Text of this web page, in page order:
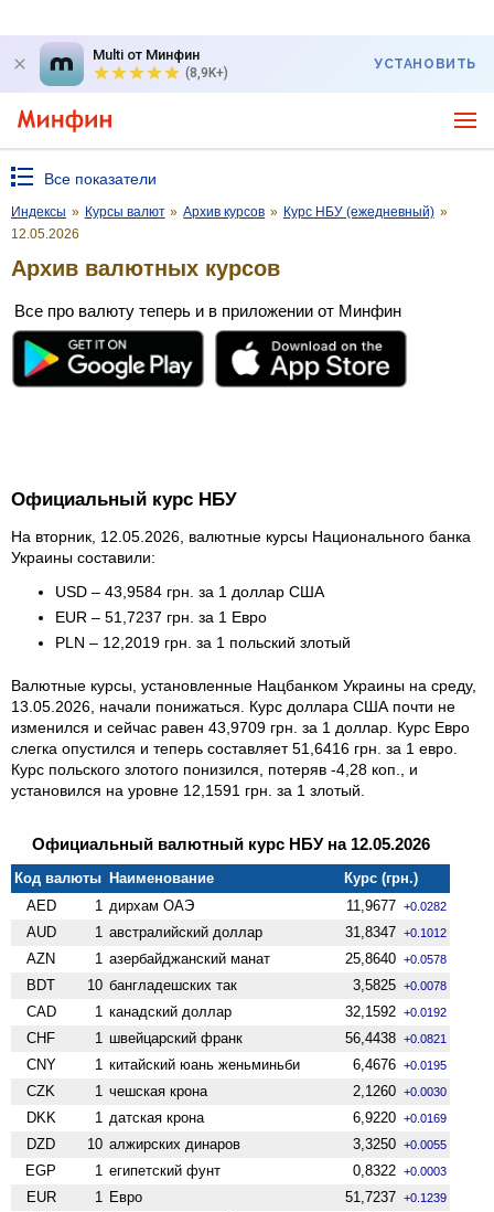
Multi от Минфин
(8,9K+)
УСТАНОВИТЬ
Все показатели
Индексы » Курсы валют » Архив курсов » Курс НБУ (ежедневный) »
12.05.2026
Архив валютных курсов
Все про валюту теперь и в приложении от Минфин
Официальный курс НБУ
На вторник, 12.05.2026, валютные курсы Национального банка
Украины составили:
USD – 43,9584 грн. за 1 доллар США
EUR – 51,7237 грн. за 1 Евро
PLN – 12,2019 грн. за 1 польский злотый
Валютные курсы, установленные Нацбанком Украины на среду,
13.05.2026, начали понижаться. Курс доллара США почти не
изменился и сейчас равен 43,9709 грн. за 1 доллар. Курс Евро
слегка опустился и теперь составляет 51,6416 грн. за 1 евро.
Курс польского злотого понизился, потеряв -4,28 коп., и
установился на уровне 12,1591 грн. за 1 злотый.
Официальный валютный курс НБУ на 12.05.2026
Код валюты Наименование
Курс (грн.)
AED
1 дирхам ОАЭ 11,9677 +0.0282
AUD 1 австралийский доллар 31,8347 +0.1012
AZN 1 азербайджанский манат 25,8640 +0.0578
BDT 10 бангладешских так 3,5825 +0.0078
CAD 1 канадский доллар 32,1592 +0.0192
CHF 1 швейцарский франк 56,4438 +0.0821
CNY 1 китайский юань женьминьби 6,4676 +0.0195
CZK 1 чешская крона 2,1260 +0.0030
DKK 1 датская крона 6,9220 +0.0169
DZD 10 алжирских динаров 3,3250 +0.0055
EGP 1 египетский фунт 0,8322 +0.0003
EUR 1 Евро 51,7237 +0.1239